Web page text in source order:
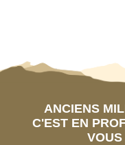
ANCIENS
C'EST EN